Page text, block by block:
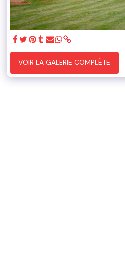
VOIR LA GALERIE COMPLÈTE